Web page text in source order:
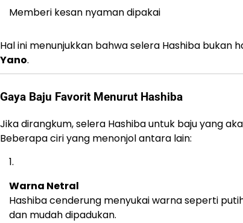
Memberi kesan nyaman dipakai
Hal ini menunjukkan bahwa selera Hashiba bukan
Yano.
Gaya Baju Favorit Menurut Hashiba
Jika dirangkum, selera Hashiba untuk baju yang
Beberapa ciri yang menonjol antara lain:
Warna Netral
Hashiba cenderung menyukai warna seperti
dan mudah dipadukan.